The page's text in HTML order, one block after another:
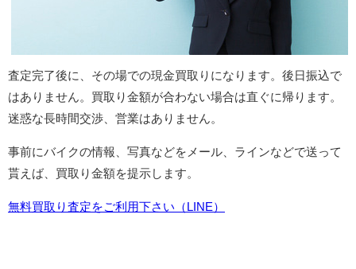
査定完了後に、その場での現金買取りになります。後日振込で
はありません。買取り金額が合わない場合は直ぐに帰ります。
迷惑な長時間交渉、営業はありません。
事前にバイクの情報、写真などをメール、ラインなどで送って
貰えば、買取り金額を提示します。
無料買取り査定をご利用下さい（LINE）